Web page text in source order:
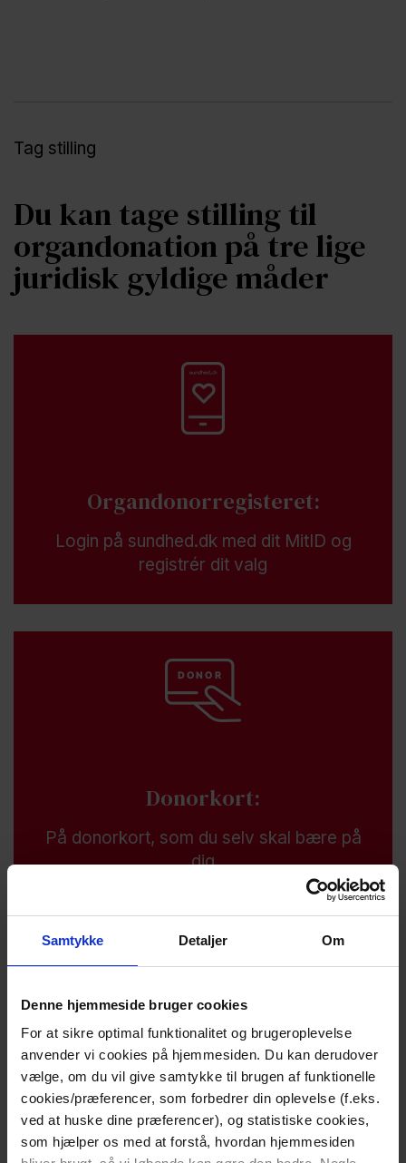
Samtykke Detaljer Om
Denne hjemmeside bruger cookies
For at sikre optimal funktionalitet og brugeroplevelse
anvender vi cookies på hjemmesiden. Du kan derudover
vælge, om du vil give samtykke til brugen af funktionelle
cookies/præferencer, som forbedrer din oplevelse (f.eks.
ved at huske dine præferencer), og statistiske cookies,
som hjælper os med at forstå, hvordan hjemmesiden
Tag stilling
Du kan tage stilling til
organdonation på tre lige
juridisk gyldige måder
Organdonorregisteret:
Login på sundhed.dk med dit MitID og
registrér dit valg
Donorkort:
På donorkort, som du selv skal bære på
dig
Mundligt:
Mundligt til dine pårørende.
Fortæl din familie, hvad du ønsker, så de